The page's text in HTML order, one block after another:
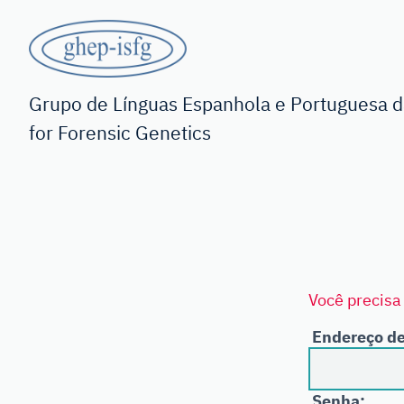
conteúdo
GHEP
-
ISFG
Grupo de Línguas Espanhola e Portuguesa
for Forensic Genetics
Você
Endereço